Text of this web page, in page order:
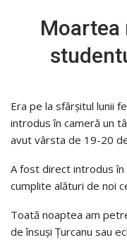
Moartea
Era pe la sfârşitul lunii
introdus în cameră un
avut vârsta de 19-20
A fost direct introdus în
cumplite alături de noi
Toată noaptea am
de însuşi Țurcanu sau